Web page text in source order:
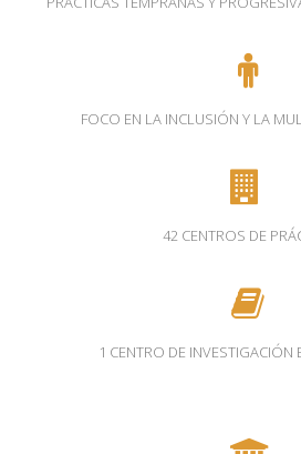
FOCO EN LA INCLUSIÓN Y LA
42 CENTROS DE
1 CENTRO DE INVESTIGACIÓN